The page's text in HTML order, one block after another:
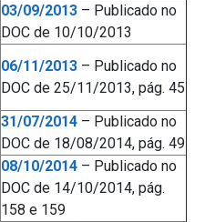
03/09/2013 – Publicado no
DOC de 10/10/2013
06/11/2013 – Publicado no
DOC de 25/11/2013, pág. 45
31/07/2014 – Publicado no
DOC de 18/08/2014, pág. 49
08/10/2014 – Publicado no
DOC de 14/10/2014, pág.
158 e 159